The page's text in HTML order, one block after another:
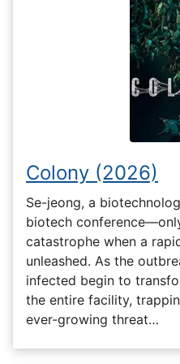
Colony (2026)
Se-jeong, a
biotech
catastrophe when a
unleashed. As the
infected begin to
the entire facility,
ever-growing threat…